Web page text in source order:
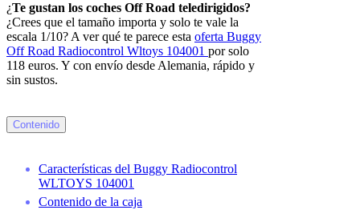
¿Te gustan los coches Off Road teledirigidos?
¿Crees que el tamaño importa y solo te vale la
escala 1/10? A ver qué te parece esta oferta Buggy
Off Road Radiocontrol Wltoys 104001 por solo
118 euros. Y con envío desde Alemania, rápido y
sin sustos.
Contenido
Características del Buggy Radiocontrol
WLTOYS 104001
Contenido de la caja